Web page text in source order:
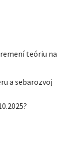
teóriu na
a sebarozvoj